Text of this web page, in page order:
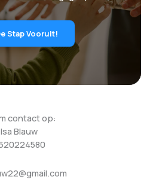
Stap Vooruit!
contact op:
Isa Blauw